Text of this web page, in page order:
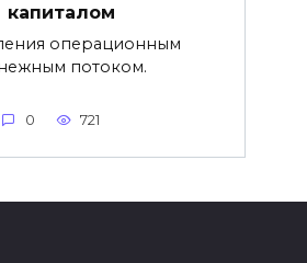
капиталом
операционным
потоком.
0 721